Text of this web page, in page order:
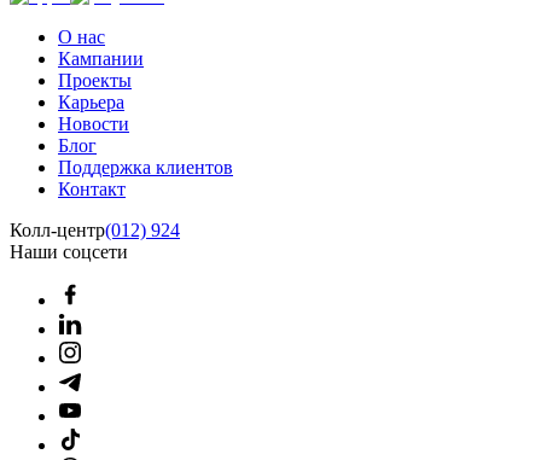
О нас
Кампании
Проекты
Карьера
Новости
Блог
Поддержка клиентов
Контакт
Колл-центр(012) 924
Наши соцсети